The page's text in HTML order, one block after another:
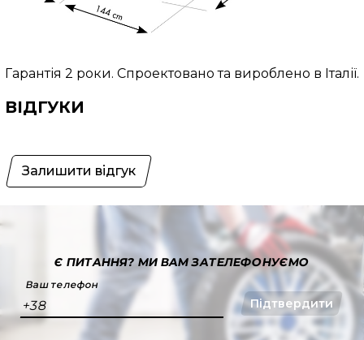
Гарантія 2 роки. Спроектовано та вироблено в Італії.
ВІДГУКИ
Залишити відгук
Є ПИТАННЯ?МИ ВАМ ЗАТЕЛЕФОНУЄМО
Ваш телефон
+38 Підтвердити